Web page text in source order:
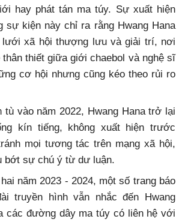
hay phát tán ma túy. Sự xuất hiện
sự kiện này chỉ ra rằng Hwang Hana
lưới xã hội thượng lưu và giải trí, nơi
thân thiết giữa giới chaebol và nghệ sĩ
cơ hội nhưng cũng kéo theo rủi ro
tù vào năm 2022, Hwang Hana trở lại
kín tiếng, không xuất hiện trước
mọi tương tác trên mạng xã hội,
bớt sự chú ý từ dư luận.
năm 2023 - 2024, một số trang báo
truyền hình vẫn nhắc đến Hwang
các đường dây ma túy có liên hệ với